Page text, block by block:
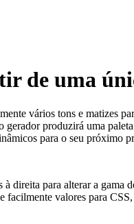
de uma
vários tons e matizes
produzirá uma
para o seu próximo
direita para alterar a gama
facilmente valores para